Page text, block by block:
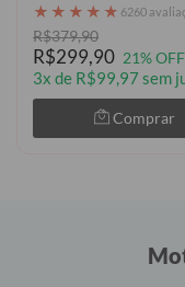
★ ★ ★ ★ ★ 6260
R$379,90
R$299,90 21% OFF
3x de R$99,97 sem
Comprar